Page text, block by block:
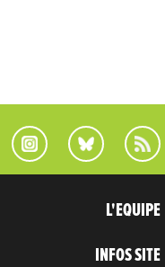
L'EQUIPE
INFOS SITE